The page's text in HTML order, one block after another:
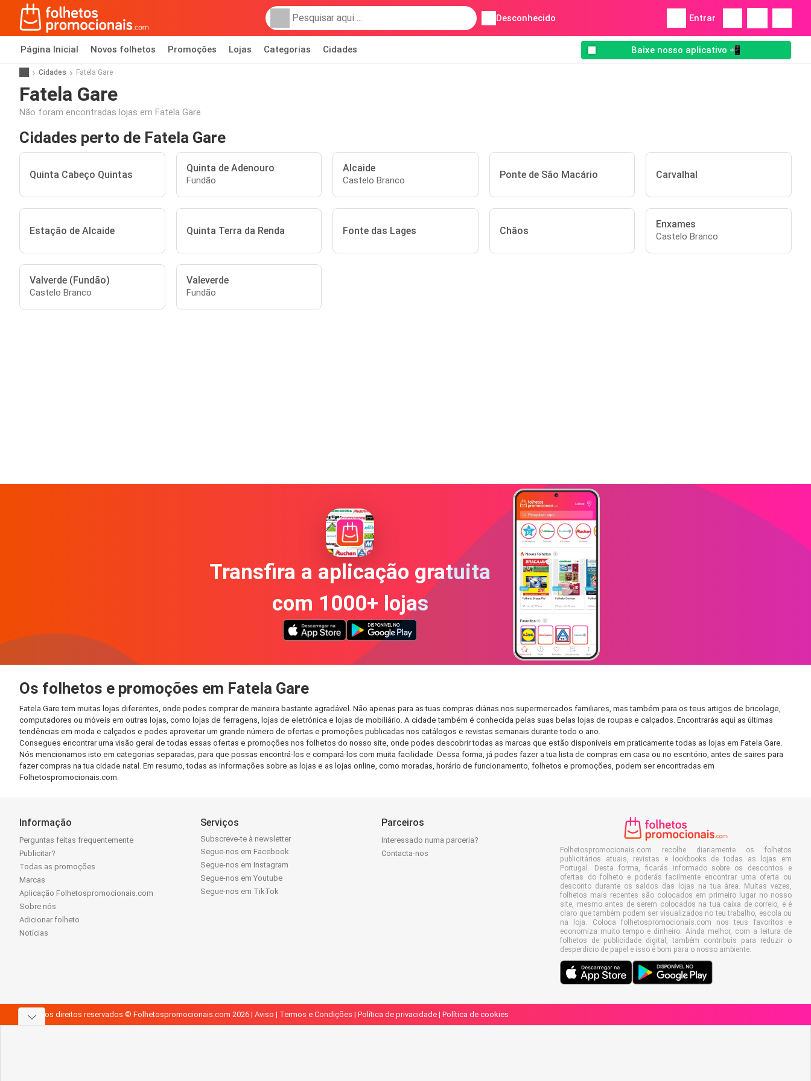
Desconhecido Entrar
Página Inicial Novos folhetos Promoções Lojas Categorias Cidades Baixe nosso aplicativo 📲
Cidades Fatela Gare
Fatela Gare
Não foram encontradas lojas em Fatela Gare.
Cidades perto de Fatela Gare
Quinta Cabeço Quintas
Quinta de Adenouro
Fundão
Alcaide
Castelo Branco Ponte de São Macário Carvalhal
Estação de Alcaide Quinta Terra da Renda Fonte das Lages Chãos
Enxames
Castelo Branco
Valverde (Fundão)
Castelo Branco
Valeverde
Fundão
Transfira a aplicação gratuita
com 1000+ lojas
Os folhetos e promoções em Fatela Gare
Fatela Gare tem muitas lojas diferentes, onde podes comprar de maneira bastante agradável. Não apenas para as tuas compras diárias nos supermercados familiares, mas também para os teus artigos de bricolage,
computadores ou móveis em outras lojas, como lojas de ferragens, lojas de eletrónica e lojas de mobiliário. A cidade também é conhecida pelas suas belas lojas de roupas e calçados. Encontrarás aqui as últimas
tendências em moda e calçados e podes aproveitar um grande número de ofertas e promoções publicadas nos catálogos e revistas semanais durante todo o ano.
Consegues encontrar uma visão geral de todas essas ofertas e promoções nos folhetos do nosso site, onde podes descobrir todas as marcas que estão disponíveis em praticamente todas as lojas em Fatela Gare.
Nós mencionamos isto em categorias separadas, para que possas encontrá-los e compará-los com muita facilidade. Dessa forma, já podes fazer a tua lista de compras em casa ou no escritório, antes de saires para
fazer compras na tua cidade natal. Em resumo, todas as informações sobre as lojas e as lojas online, como moradas, horário de funcionamento, folhetos e promoções, podem ser encontradas em
Folhetospromocionais.com.
Informação
Perguntas feitas frequentemente
Publicitar?
Todas as promoções
Marcas
Aplicação Folhetospromocionais.com
Sobre nós
Adicionar folheto
Notícias
Serviços
Subscreve-te à newsletter
Segue-nos em Facebook
Segue-nos em Instagram
Segue-nos em Youtube
Segue-nos em TikTok
Parceiros
Interessado numa parceria?
Contacta-nos
Folhetospromocionais.com recolhe diariamente os folhetos
publicitários atuais, revistas e lookbooks de todas as lojas em
Portugal. Desta forma, ficarás informado sobre os descontos e
ofertas do folheto e poderás facilmente encontrar uma oferta ou
desconto durante os saldos das lojas na tua área. Muitas vezes,
folhetos mais recentes são colocados em primeiro lugar no nosso
site, mesmo antes de serem colocados na tua caixa de correio, e é
claro que também podem ser visualizados no teu trabalho, escola ou
na loja. Coloca folhetospromocionais.com nos teus favoritos e
economiza muito tempo e dinheiro. Ainda melhor, com a leitura de
folhetos de publicidade digital, também contribuis para reduzir o
desperdício de papel e isso é bom para o nosso ambiente.
Todos os direitos reservados © Folhetospromocionais.com 2026 | Aviso | Termos e Condições | Política de privacidade | Política de cookies